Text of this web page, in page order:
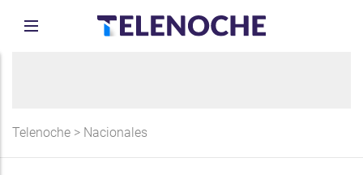
Telenoche > Nacionales